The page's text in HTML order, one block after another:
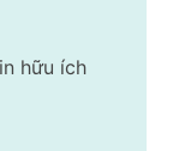
hữu ích